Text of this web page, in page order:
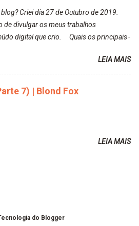
lugar ou de algo que estou
2020/02/keraton-hard-
blue.html ✨ Alpha Line | Máscara
pois, sempre jogava tinta em cima
Criei dia 27 de Outubro de 2019.
de divulgar os meus trabalhos
digital que crio. Quais os principais
um sonho. Minha família me apoia muito.
Blogueira? Às vezes, a criatividade vai
em ser Blogueira? Ver o seu trabalho
chegar com o seu Blog? Muito
blog pra você é profissional ou passa-
Me empenho muito fazendo
e quais indica? Eu acompanho
as postagens do antigo blog da Sweet
fácil o convívio com seguidoras e
como quer, ou ainda ...
LEIA MAIS
7) | Blond Fox
LEIA MAIS
do Blogger